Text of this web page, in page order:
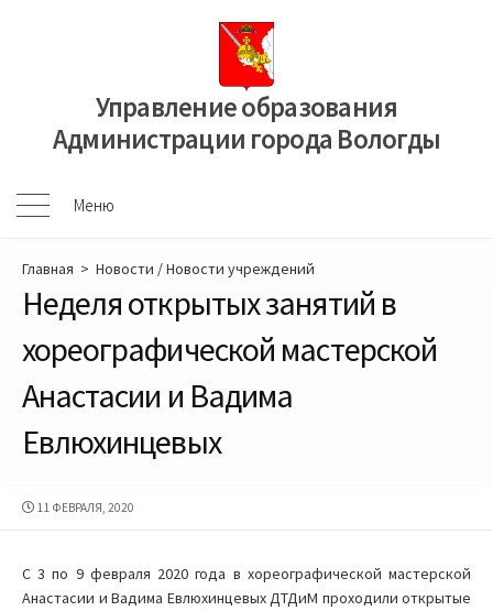
Управление образования
Администрации города Вологды
Меню
Меню
Главная > Новости /Новости учреждений
Неделя открытых занятий в
хореографической мастерской
Анастасии и Вадима
Евлюхинцевых
ДАТА
11 ФЕВРАЛЯ, 2020
С 3 по 9 февраля 2020 года в хореографической мастерской
Анастасии и Вадима Евлюхинцевых ДТДиМ проходили открытые